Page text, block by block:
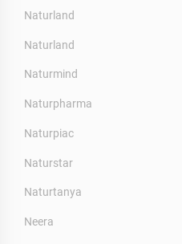
Naturland
Naturland
Naturmind
Naturpharma
Naturpiac
Naturstar
Naturtanya
Neera